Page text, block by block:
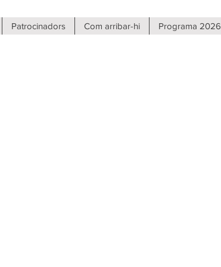
Patrocinadors Com arribar-hi Programa 2026